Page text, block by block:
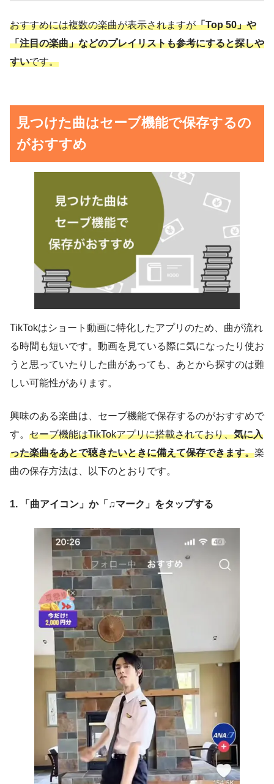
おすすめには複数の楽曲が表示されますが「Top 50」や
「注目の楽曲」などのプレイリストも参考にすると探しや
すいです。
見つけた曲はセーブ機能で保存するの
がおすすめ
TikTokはショート動画に特化したアプリのため、曲が流れ
る時間も短いです。動画を見ている際に気になったり使お
うと思っていたりした曲があっても、あとから探すのは難
しい可能性があります。
興味のある楽曲は、セーブ機能で保存するのがおすすめで
す。 セーブ機能はTikTokアプリに搭載されており、気に入
った楽曲をあとで聴きたいときに備えて保存できます。楽
曲の保存方法は、以下のとおりです。
1. 「曲アイコン」か「♫マーク」をタップする